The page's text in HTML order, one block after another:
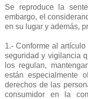
Se reproduce la
embargo, el
en su lugar y además,
1.- Conforme al
seguridad y vigilancia
los regulan,
están especialmente
derechos de las
consumidor en la